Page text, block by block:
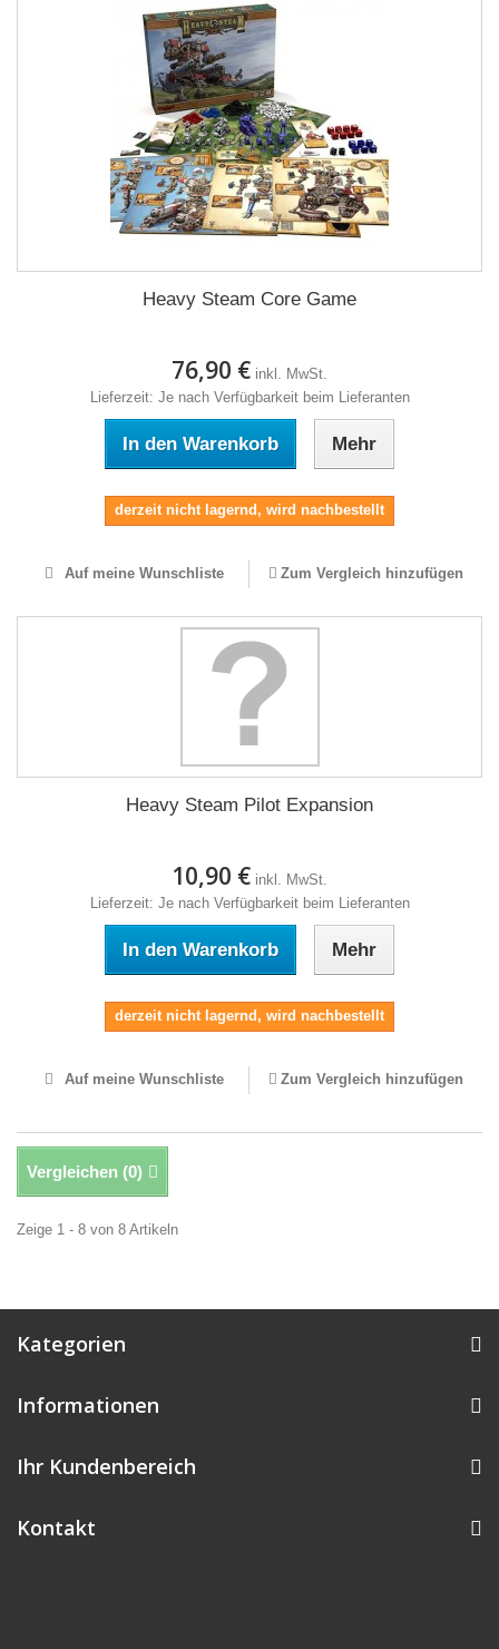
Heavy Steam Core Game
76,90 € inkl. MwSt.
Lieferzeit: Je nach Verfügbarkeit beim Lieferanten
In den Warenkorb Mehr
derzeit nicht lagernd, wird nachbestellt
Auf meine Wunschliste Zum Vergleich hinzufügen
Heavy Steam Pilot Expansion
10,90 € inkl. MwSt.
Lieferzeit: Je nach Verfügbarkeit beim Lieferanten
In den Warenkorb Mehr
derzeit nicht lagernd, wird nachbestellt
Auf meine Wunschliste Zum Vergleich hinzufügen
Vergleichen (0)
Zeige 1 - 8 von 8 Artikeln
Kategorien
Informationen
Ihr Kundenbereich
Kontakt